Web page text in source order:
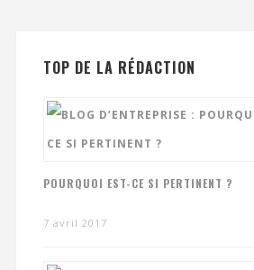
TOP DE LA RÉDACTION
POURQUOI EST-CE SI PERTINENT ?
7 avril 2017